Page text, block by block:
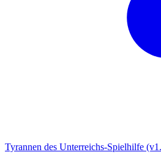
Tyrannen des Unterreichs-Spielhilfe